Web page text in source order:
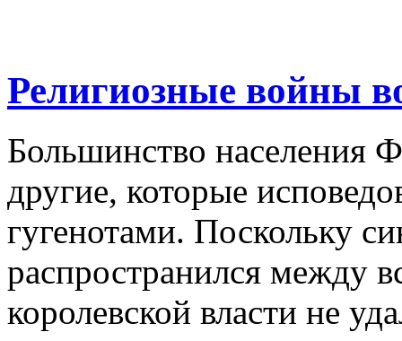
Религиозные войны
Большинство населения
другие, которые
гугенотами. Поскольку
распространился между
королевской власти не